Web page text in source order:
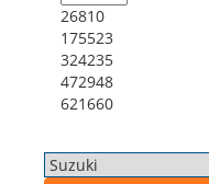
26810
175523
324235
472948
621660